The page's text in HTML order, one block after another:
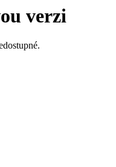
verzi